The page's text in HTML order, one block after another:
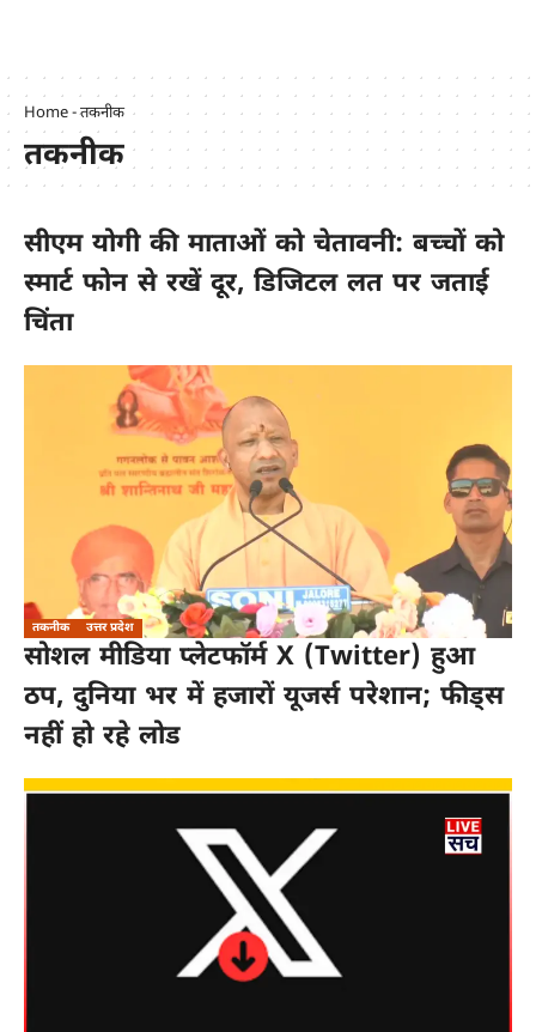
Home-तकनीक
तकनीक
सीएम योगी की माताओं को चेतावनी: बच्चों को
स्मार्ट फोन से रखें दूर, डिजिटल लत पर जताई
चिंता
तकनीक उत्तर प्रदेश
सोशल मीडिया प्लेटफॉर्म X (Twitter) हुआ
ठप, दुनिया भर में हजारों यूजर्स परेशान; फीड्स
नहीं हो रहे लोड